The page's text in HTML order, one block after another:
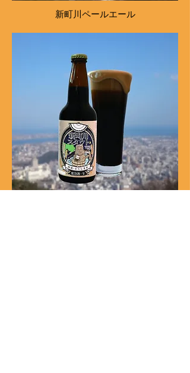
新町川ペールエール